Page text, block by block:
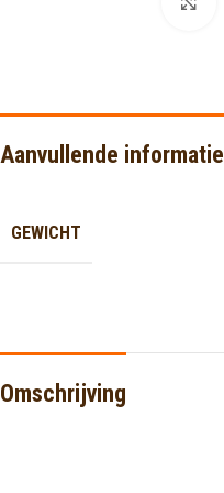
Aanvullende informatie
GEWICHT
Omschrijving